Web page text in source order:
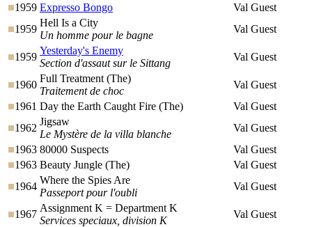
1959 Expresso Bongo
Val Guest
1959
Hell Is a City
Un homme pour le bagne
Val Guest
1959
Yesterday's Enemy
Section d'assaut sur le Sittang
Val Guest
1960
Full Treatment (The)
Traitement de choc
Val Guest
1961 Day the Earth Caught Fire (The)
Val Guest
1962
Jigsaw
Le Mystère de la villa blanche
Val Guest
1963 80000 Suspects
Val Guest
1963 Beauty Jungle (The)
Val Guest
1964
Where the Spies Are
Passeport pour l'oubli
Val Guest
1967
Assignment K = Department K
Services speciaux, division K
Val Guest